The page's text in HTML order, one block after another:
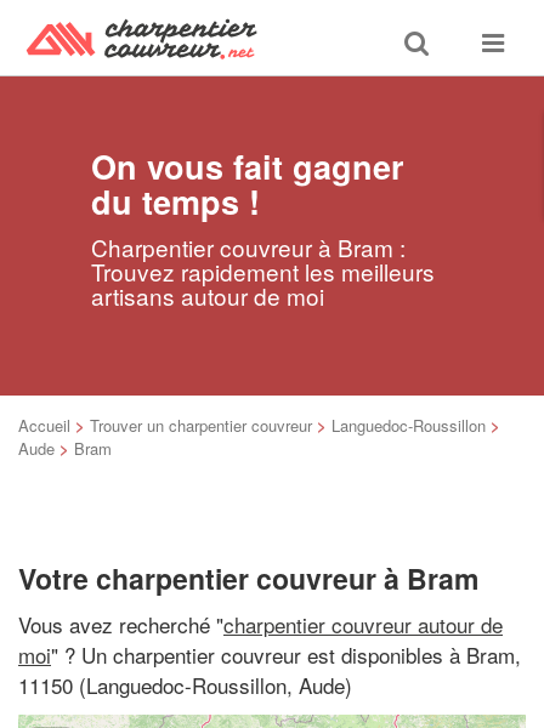
Toggle
search
Toggle
On vous fait gagner
du temps !
Charpentier couvreur à Bram :
Trouvez rapidement les meilleurs
artisans autour de moi
Accueil > Trouver un charpentier couvreur > Languedoc-Roussillon >
Aude > Bram
Votre charpentier couvreur à Bram
Vous avez recherché "charpentier couvreur autour de
moi" ? Un charpentier couvreur est disponibles à Bram,
11150 (Languedoc-Roussillon, Aude)